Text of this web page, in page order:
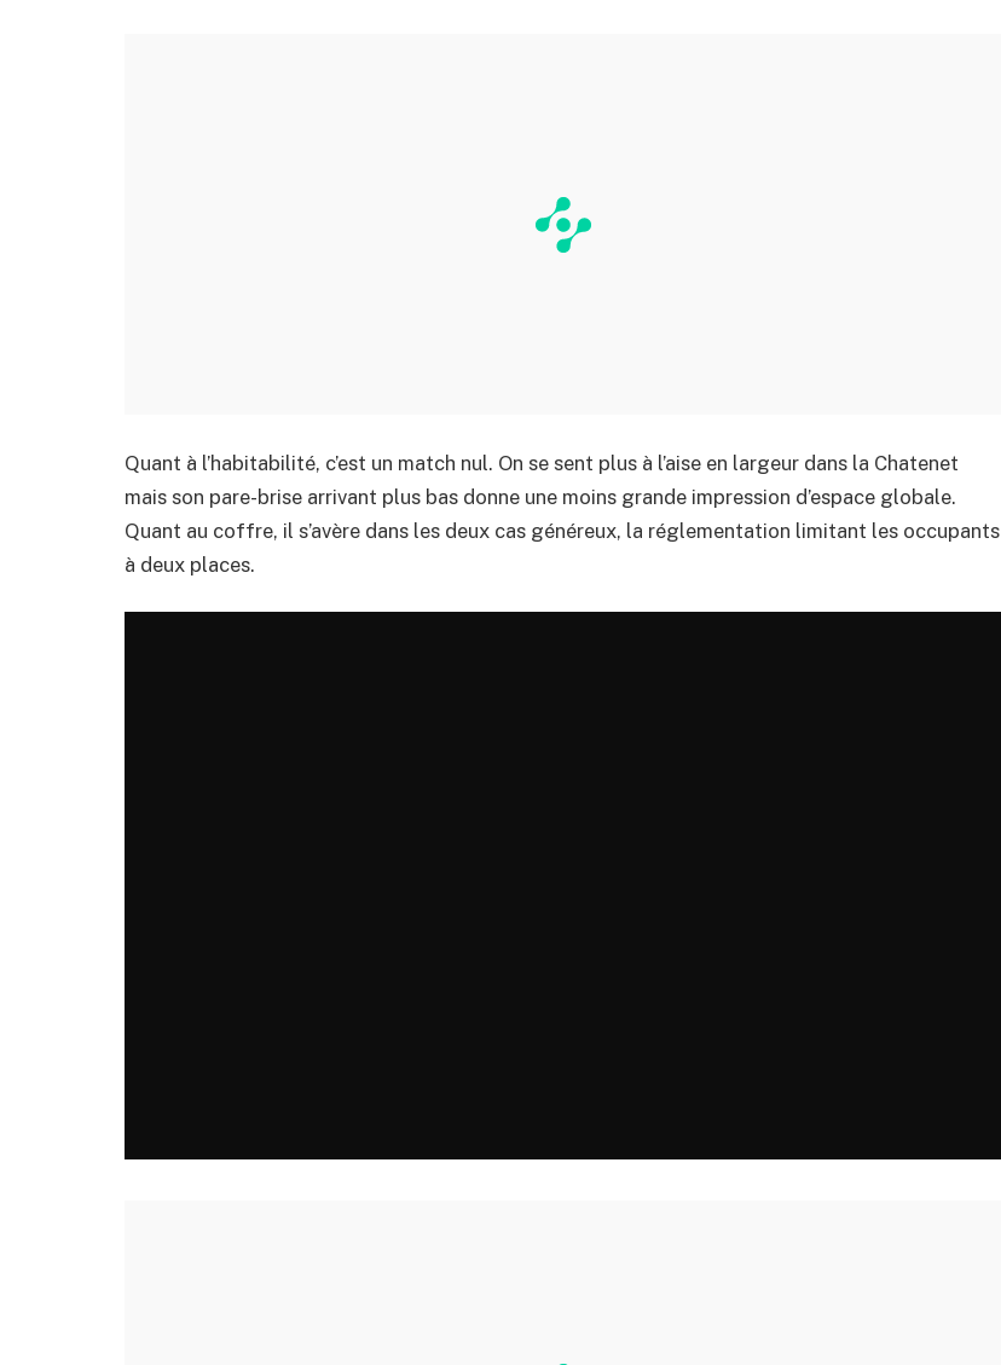
Quant à l’habitabilité, c’est un match nul. On se sent plus à l’aise en largeur dans la Chatenet
mais son pare-brise arrivant plus bas donne une moins grande impression d’espace globale.
Quant au coffre, il s’avère dans les deux cas généreux, la réglementation limitant les occupants
à deux places.